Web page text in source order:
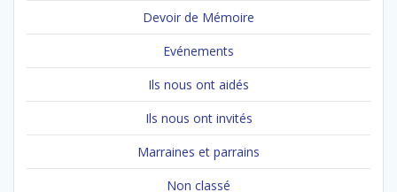
Devoir de Mémoire
Evénements
Ils nous ont aidés
Ils nous ont invités
Marraines et parrains
Non classé